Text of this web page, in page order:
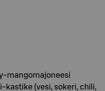
mangomajoneesi
kastike (vesi, sokeri, chili,